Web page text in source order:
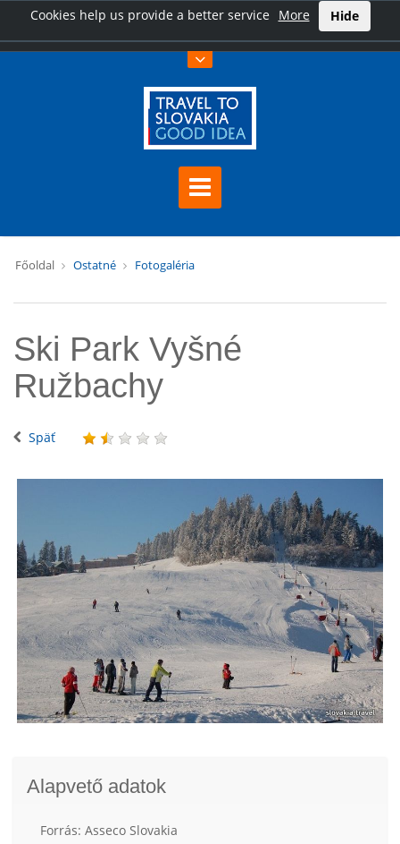
Cookies help us provide a better service More Hide
Főoldal Ostatné Fotogaléria
Ski Park Vyšné
Ružbachy
Späť
Alapvető adatok
Forrás: Asseco Slovakia